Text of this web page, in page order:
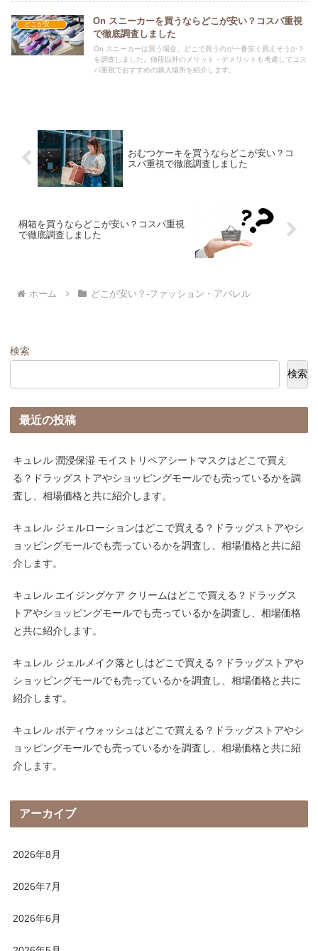
On スニーカーを買うならどこが安い？コスパ重視
で徹底調査しました
On スニーカーは買う場合、どこで買うのが一番安く買えそうか？
を調査しました。値段以外のメリット・デメリットも考慮してコス
パ重視でおすすめの購入場所を紹介します。
おむつケーキを買うならどこが安い？コ
スパ重視で徹底調査しました
桐箱を買うならどこが安い？コスパ重視
で徹底調査しました
ホーム どこが安い？-ファッション・アパレル
検索
検索
最近の投稿
キュレル 潤浸保湿 モイストリペアシートマスクはどこで買え
る？ドラッグストアやショッピングモールでも売っているかを調
査し、相場価格と共に紹介します。
キュレル ジェルローションはどこで買える？ドラッグストアやシ
ョッピングモールでも売っているかを調査し、相場価格と共に紹
介します。
キュレル エイジングケア クリームはどこで買える？ドラッグス
トアやショッピングモールでも売っているかを調査し、相場価格
と共に紹介します。
キュレル ジェルメイク落としはどこで買える？ドラッグストアや
ショッピングモールでも売っているかを調査し、相場価格と共に
紹介します。
キュレル ボディウォッシュはどこで買える？ドラッグストアやシ
ョッピングモールでも売っているかを調査し、相場価格と共に紹
介します。
アーカイブ
2026年8月
2026年7月
2026年6月